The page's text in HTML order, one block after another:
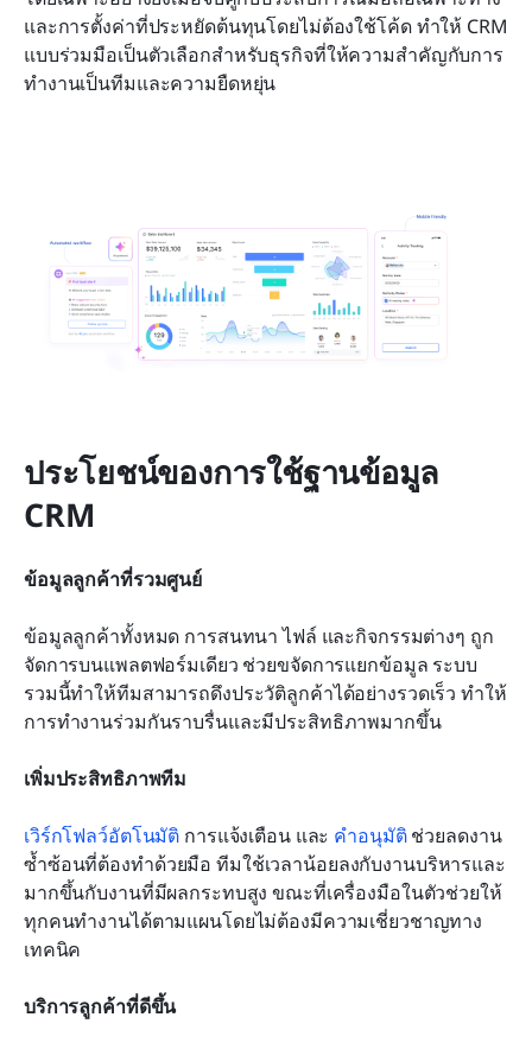
และการตั้งค่าที่ประหยัดต้นทุนโดยไม่ต้องใช้โค้ด ทำให้ CRM
แบบร่วมมือเป็นตัวเลือกสำหรับธุรกิจที่ให้ความสำคัญกับการ
ทำงานเป็นทีมและความยืดหยุ่น
ประโยชน์ของการใช้ฐานข้อมูล
CRM
ข้อมูลลูกค้าที่รวมศูนย์
ข้อมูลลูกค้าทั้งหมด การสนทนา ไฟล์ และกิจกรรมต่างๆ ถูก
จัดการบนแพลตฟอร์มเดียว ช่วยขจัดการแยกข้อมูล ระบบ
รวมนี้ทำให้ทีมสามารถดึงประวัติลูกค้าได้อย่างรวดเร็ว ทำให้
การทำงานร่วมกันราบรื่นและมีประสิทธิภาพมากขึ้น
เพิ่มประสิทธิภาพทีม
เวิร์กโฟลว์อัตโนมัติ การแจ้งเตือน และ คำอนุมัติ ช่วยลดงาน
ซ้ำซ้อนที่ต้องทำด้วยมือ ทีมใช้เวลาน้อยลงกับงานบริหารและ
มากขึ้นกับงานที่มีผลกระทบสูง ขณะที่เครื่องมือในตัวช่วยให้
ทุกคนทำงานได้ตามแผนโดยไม่ต้องมีความเชี่ยวชาญทาง
เทคนิค
บริการลูกค้าที่ดีขึ้น